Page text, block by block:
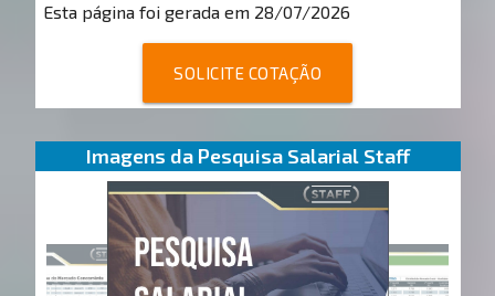
Esta página foi gerada em 28/07/2026
SOLICITE COTAÇÃO
Imagens da Pesquisa Salarial Staff